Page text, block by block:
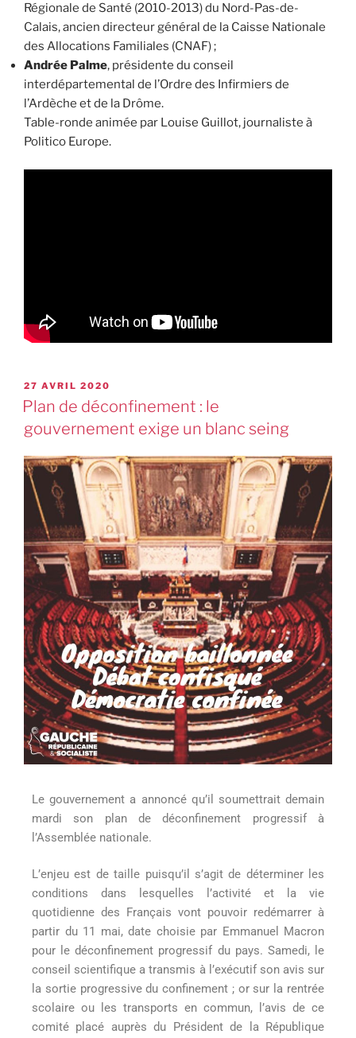
Régionale de Santé (2010-2013) du Nord-Pas-de-
Calais, ancien directeur général de la Caisse Nationale
des Allocations Familiales (CNAF) ;
Andrée Palme, présidente du conseil
interdépartemental de l’Ordre des Infirmiers de
l’Ardèche et de la Drôme.
Table-ronde animée par Louise Guillot, journaliste à
Politico Europe.
27 AVRIL 2020
Plan de déconfinement : le
gouvernement exige un blanc seing
Le gouvernement a annoncé qu’il soumettrait demain
mardi son plan de déconfinement progressif à
l’Assemblée nationale.
L’enjeu est de taille puisqu’il s’agit de déterminer les
conditions dans lesquelles l’activité et la vie
quotidienne des Français vont pouvoir redémarrer à
partir du 11 mai, date choisie par Emmanuel Macron
pour le déconfinement progressif du pays. Samedi, le
conseil scientifique a transmis à l’exécutif son avis sur
la sortie progressive du confinement ; or sur la rentrée
scolaire ou les transports en commun, l’avis de ce
comité placé auprès du Président de la République